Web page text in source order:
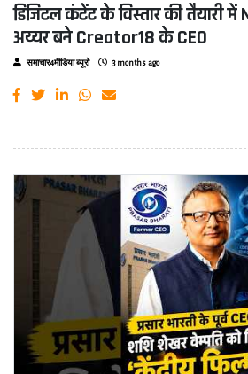
डिजिटल कंटेंट के विस्तार की तैयारी
अय्यर बने Creator18 के CEO
समाचार4मीडिया ब्यूरो 3 months ago